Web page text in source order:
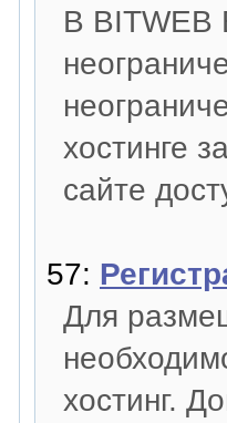
В BITWEB
хостинге
сайте
57:
Для
хостинг.